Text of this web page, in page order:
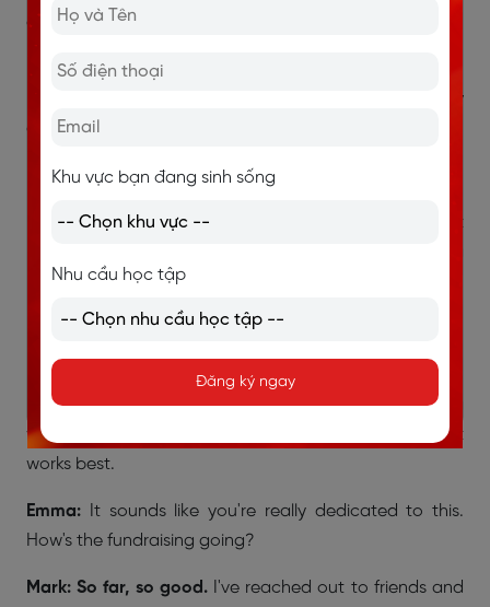
about the race?
Mark:I am. The long runs have been tough, but I'm
managing them well. I think I'm on track to meet my
goal time.
Emma: Awesome! Any challenges along the way?
Mark:Well, I had some muscle soreness last week, but
better.
Good to hear you're taking care of yourself.
How about your nutrition?
Mark:That's been a bit tricky. I've been experimenting
with different energy gels during my runs to see what
works best.
Emma: It sounds like you're really dedicated to this.
How's the fundraising going?
Mark: So far, so good.I've reached out to friends and
Khu vực bạn đang sinh sống
Nhu cầu học tập
Đăng ký ngay